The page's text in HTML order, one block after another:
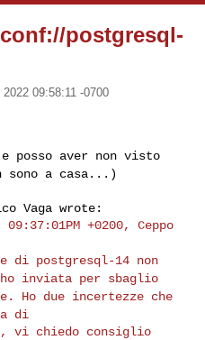
postgresql-
09:58:11 -0700
aver non visto
sono a casa...)
+0200, Ceppo
di postgresql-14 non
inviata per sbaglio
Ho due incertezze che
di
vi chiedo consiglio